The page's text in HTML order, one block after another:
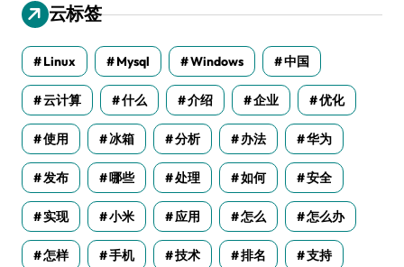
云标签
Linux Mysql Windows 中国
云计算 什么 介绍 企业 优化
使用 冰箱 分析 办法 华为
发布 哪些 处理 如何 安全
实现 小米 应用 怎么 怎么办
怎样 手机 技术 排名 支持